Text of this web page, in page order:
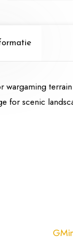
wargaming
for scenic